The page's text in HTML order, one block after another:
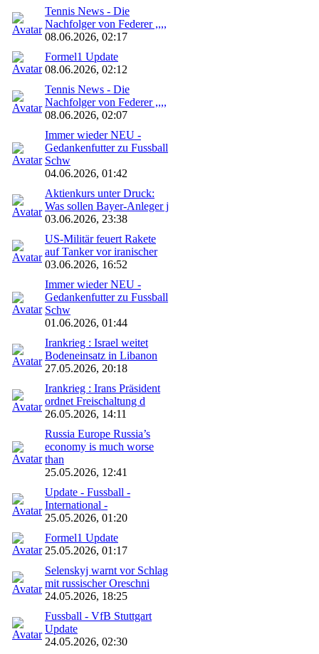
Tennis News - Die
Nachfolger von Federer ,,,,
08.06.2026, 02:17
Formel1 Update
08.06.2026, 02:12
Tennis News - Die
Nachfolger von Federer ,,,,
08.06.2026, 02:07
Immer wieder NEU -
Gedankenfutter zu Fussball
Schw
04.06.2026, 01:42
Aktienkurs unter Druck:
Was sollen Bayer-Anleger j
03.06.2026, 23:38
US-Militär feuert Rakete
auf Tanker vor iranischer
03.06.2026, 16:52
Immer wieder NEU -
Gedankenfutter zu Fussball
Schw
01.06.2026, 01:44
Irankrieg : Israel weitet
Bodeneinsatz in Libanon
27.05.2026, 20:18
Irankrieg : Irans Präsident
ordnet Freischaltung d
26.05.2026, 14:11
Russia Europe Russia’s
economy is much worse
than
25.05.2026, 12:41
Update - Fussball -
International -
25.05.2026, 01:20
Formel1 Update
25.05.2026, 01:17
Selenskyj warnt vor Schlag
mit russischer Oreschni
24.05.2026, 18:25
Fussball - VfB Stuttgart
Update
24.05.2026, 02:30